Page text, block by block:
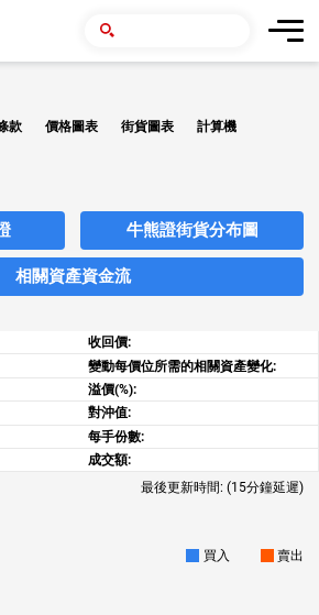
款 價格圖表 街貨圖表 計算機
牛熊證街貨分布圖
相關資產資金流
收回價:
變動每價位所需的相關資產變化:
溢價(%):
對沖值:
每手份數:
成交額:
最後更新時間: (15分鐘延遲)
買入 賣出